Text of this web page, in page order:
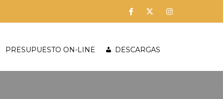
PRESUPUESTO ON-LINE DESCARGAS